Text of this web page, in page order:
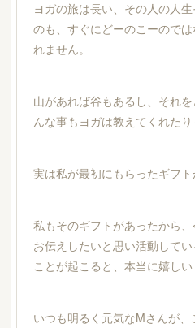
ヨガの旅は長い、その人の人
のも、すぐにどーのこーので
れません。
山があれば谷もあるし、それ
んな事もヨガは教えてくれたり
実は私が最初にもらったギフト
私もそのギフトがあったから
お伝えしたいと思い活動して
ことが起こると、本当に嬉しい
いつも明るく元気なMさんが